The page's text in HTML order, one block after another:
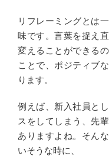
リフレーミングとは
味です。言葉を捉え
変えることができる
ことで、ポジティブ
ります。
例えば、新入社員と
スをしてしまう、先
ありますよね。そん
いそうな時に、